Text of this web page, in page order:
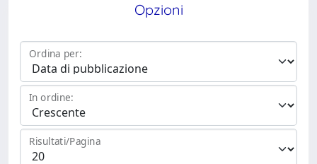
Opzioni
Ordina per:
In ordine:
Risultati/Pagina